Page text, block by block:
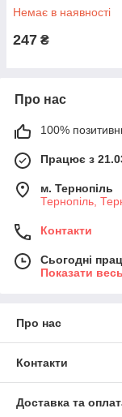
Немає в наявності
247 ₴
Про нас
100%
Працює з
м. Тернопіль
Тернопіль,
Контакти
Сьогодні
Показати
Про нас
Контакти
Доставка та